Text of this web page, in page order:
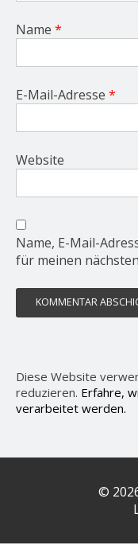
Name *
E-Mail-Adresse *
Website
Name, E-Mail-
für meinen
Diese Website
reduzieren. Erfahre,
verarbeitet werden.
©